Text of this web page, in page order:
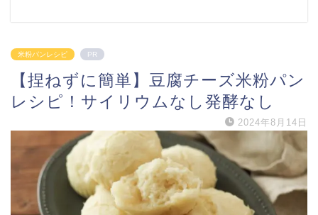
米粉パンレシピ PR
【捏ねずに簡単】豆腐チーズ米粉パン
レシピ！サイリウムなし発酵なし
2024年8月14日